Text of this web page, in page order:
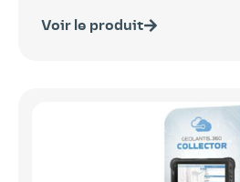
Voir le produit